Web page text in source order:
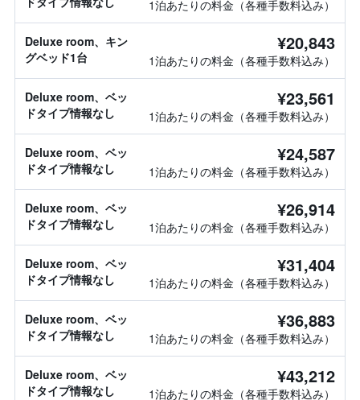
1泊あたりの料金（各種手数料込み）
Deluxe room、キン
グベッド1台
¥20,843
1泊あたりの料金（各種手数料込み）
Deluxe room、ベッ
ドタイプ情報なし
¥23,561
1泊あたりの料金（各種手数料込み）
Deluxe room、ベッ
ドタイプ情報なし
¥24,587
1泊あたりの料金（各種手数料込み）
Deluxe room、ベッ
ドタイプ情報なし
¥26,914
1泊あたりの料金（各種手数料込み）
Deluxe room、ベッ
ドタイプ情報なし
¥31,404
1泊あたりの料金（各種手数料込み）
Deluxe room、ベッ
ドタイプ情報なし
¥36,883
1泊あたりの料金（各種手数料込み）
Deluxe room、ベッ
ドタイプ情報なし
¥43,212
1泊あたりの料金（各種手数料込み）